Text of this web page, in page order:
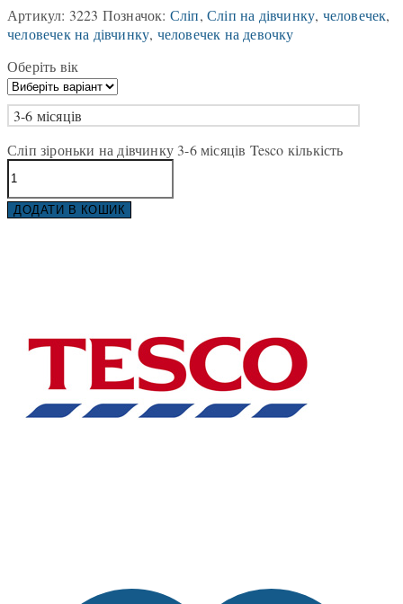
Артикул: 3223 Позначок: Сліп,Сліп на дівчинку, человечек,
человечек на дівчинку, человечек на девочку
Оберіть вік
3-6 місяців
Сліп зіроньки на дівчинку 3-6 місяців Tesco кількість
ДОДАТИ В КОШИК